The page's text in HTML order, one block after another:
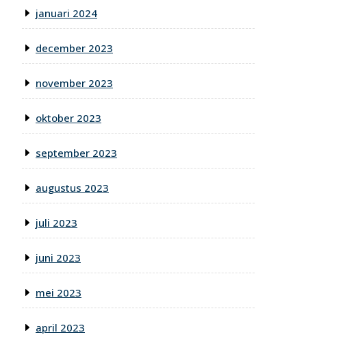
januari 2024
december 2023
november 2023
oktober 2023
september 2023
augustus 2023
juli 2023
juni 2023
mei 2023
april 2023